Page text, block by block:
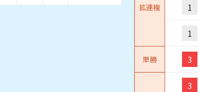
拡連複 1
1
単勝 3
3